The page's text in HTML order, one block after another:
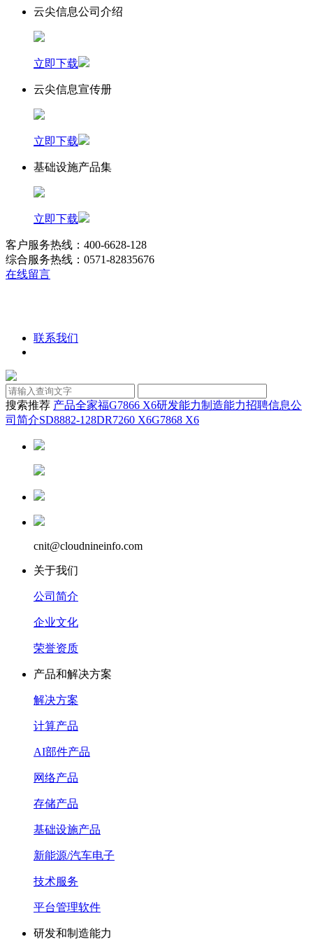
云尖信息公司介绍
立即下载
云尖信息宣传册
立即下载
基础设施产品集
立即下载
客户服务热线：400-6628-128
综合服务热线：0571-82835676
在线留言
联系我们
搜索推荐 产品全家福G7866 X6研发能力制造能力招聘信息公
司简介SD8882-128DR7260 X6G7868 X6
cnit@cloudnineinfo.com
关于我们
公司简介
企业文化
荣誉资质
产品和解决方案
解决方案
计算产品
AI部件产品
网络产品
存储产品
基础设施产品
新能源/汽车电子
技术服务
平台管理软件
研发和制造能力